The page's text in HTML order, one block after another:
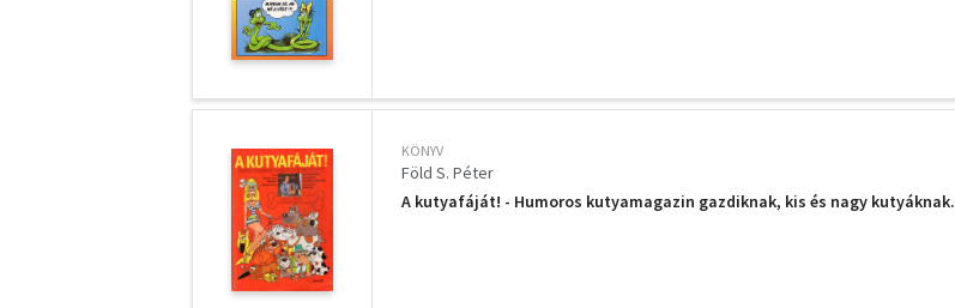
KÖNYV
Föld S. Péter
A kutyafáját! - Humoros kutyamagazin gazdiknak, kis és nagy kutyáknak.